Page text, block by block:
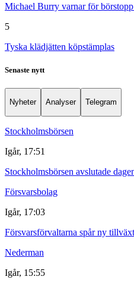
Michael Burry varnar för
5
Tyska klädjätten köpstämplas
Senaste nytt
Nyheter Analyser Telegram
Stockholmsbörsen
Igår, 17:51
Stockholmsbörsen avslutade
Försvarsbolag
Igår, 17:03
Försvarsförvaltarna spår ny
Nederman
Igår, 15:55